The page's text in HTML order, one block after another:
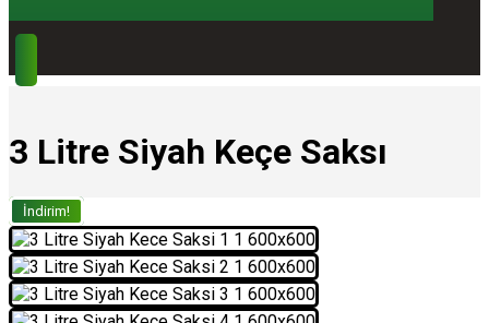
3 Litre Siyah Keçe Saksı
İndirim!